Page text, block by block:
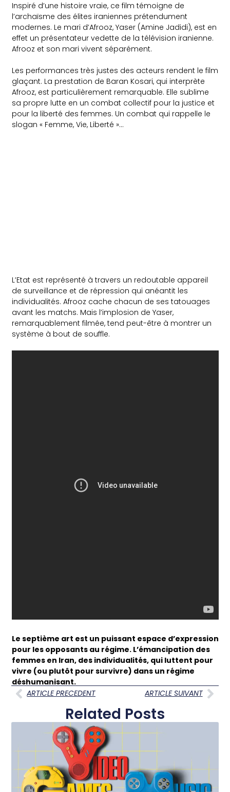
Inspiré d’une histoire vraie, ce film témoigne de
l’archaïsme des élites iraniennes prétendument
modernes. Le mari d’Afrooz, Yaser (Amine Jadidi), est en
effet un présentateur vedette de la télévision iranienne.
Afrooz et son mari vivent séparément.
Les performances très justes des acteurs rendent le film
glaçant. La prestation de Baran Kosari, qui interprète
Afrooz, est particulièrement remarquable. Elle sublime
sa propre lutte en un combat collectif pour la justice et
pour la liberté des femmes. Un combat qui rappelle le
slogan « Femme, Vie, Liberté »…
L’Etat est représenté à travers un redoutable appareil
de surveillance et de répression qui anéantit les
individualités. Afrooz cache chacun de ses tatouages
avant les matchs. Mais l’implosion de Yaser,
remarquablement filmée, tend peut-être à montrer un
système à bout de souffle.
Le septième art est un puissant espace d’expression
pour les opposants au régime. L’émancipation des
femmes en Iran, des individualités, qui luttent pour
vivre (ou plutôt pour survivre) dans un régime
déshumanisant.
ARTICLE PRECEDENT
ARTICLE SUIVANT
Related Posts